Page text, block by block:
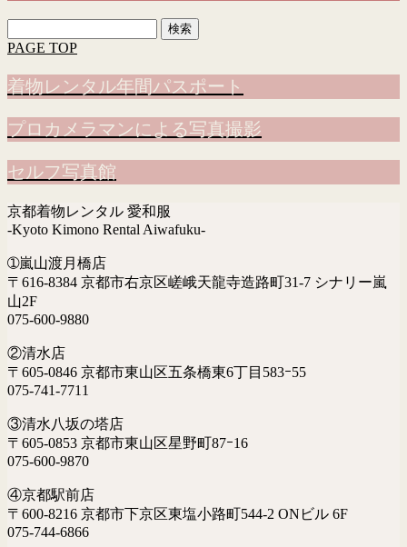
索:
PAGE TOP
着物レンタル年間パスポート
プロカメラマンによる写真撮影
セルフ写真館
京都着物レンタル 愛和服
-Kyoto Kimono Rental Aiwafuku-
➀嵐山渡月橋店
〒616-8384 京都市右京区嵯峨天龍寺造路町31-7 シナリー嵐
山2F
075-600-9880
②清水店
〒605-0846 京都市東山区五条橋東6丁目583ｰ55
075-741-7711
③清水八坂の塔店
〒605-0853 京都市東山区星野町87ｰ16
075-600-9870
④京都駅前店
〒600-8216 京都市下京区東塩小路町544-2 ONビル 6F
075-744-6866